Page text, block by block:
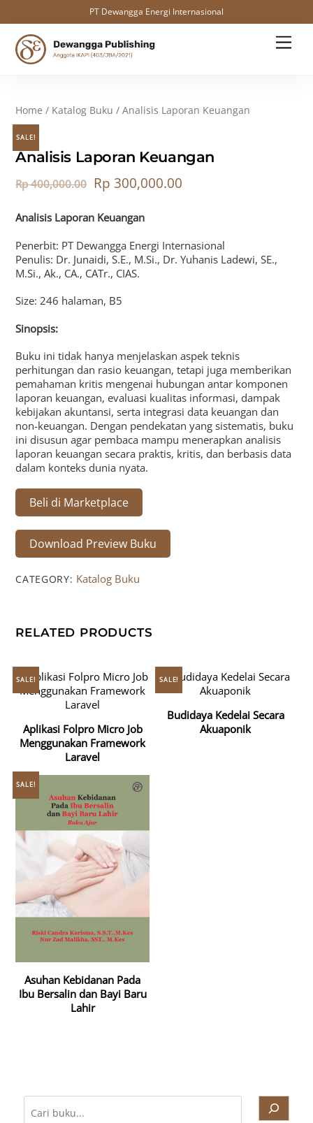
PT Dewangga Energi Internasional
content
Home / Katalog Buku / Analisis Laporan Keuangan
SALE!
Analisis Laporan Keuangan
Rp400,000.00 Rp 300,000.00
Analisis Laporan Keuangan
Penerbit: PT Dewangga Energi Internasional
Penulis: Dr. Junaidi, S.E., M.Si., Dr. Yuhanis Ladewi, SE.,
M.Si., Ak., CA., CATr., CIAS.
Size: 246 halaman, B5
Sinopsis:
Buku ini tidak hanya menjelaskan aspek teknis
perhitungan dan rasio keuangan, tetapi juga memberikan
pemahaman kritis mengenai hubungan antar komponen
laporan keuangan, evaluasi kualitas informasi, dampak
kebijakan akuntansi, serta integrasi data keuangan dan
non-keuangan. Dengan pendekatan yang sistematis, buku
ini disusun agar pembaca mampu menerapkan analisis
laporan keuangan secara praktis, kritis, dan berbasis data
dalam konteks dunia nyata.
Beli di Marketplace
Download Preview Buku
CATEGORY: Katalog Buku
RELATED PRODUCTS
SALE!
Aplikasi Folpro Micro Job
Menggunakan Framework
Laravel
SALE!
Budidaya Kedelai Secara
Akuaponik
SALE!
Asuhan Kebidanan Pada
Ibu Bersalin dan Bayi Baru
Lahir
Cari